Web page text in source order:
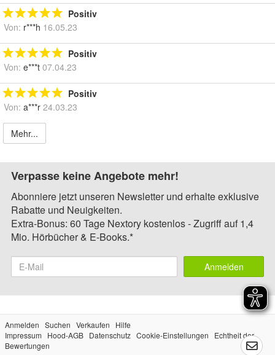
Positiv
Von: r***h 16.05.23
Positiv
Von: e***t 07.04.23
Positiv
Von: a***r 24.03.23
Mehr...
Verpasse keine Angebote mehr!
Abonniere jetzt unseren Newsletter und erhalte exklusive
Rabatte und Neuigkeiten.
Extra-Bonus: 60 Tage Nextory kostenlos - Zugriff auf 1,4
Mio. Hörbücher & E-Books.*
Anmelden
Anmelden Suchen Verkaufen
Hilfe
Impressum
Hood-AGB Datenschutz Cookie-Einstellungen
Echtheit der
Bewertungen